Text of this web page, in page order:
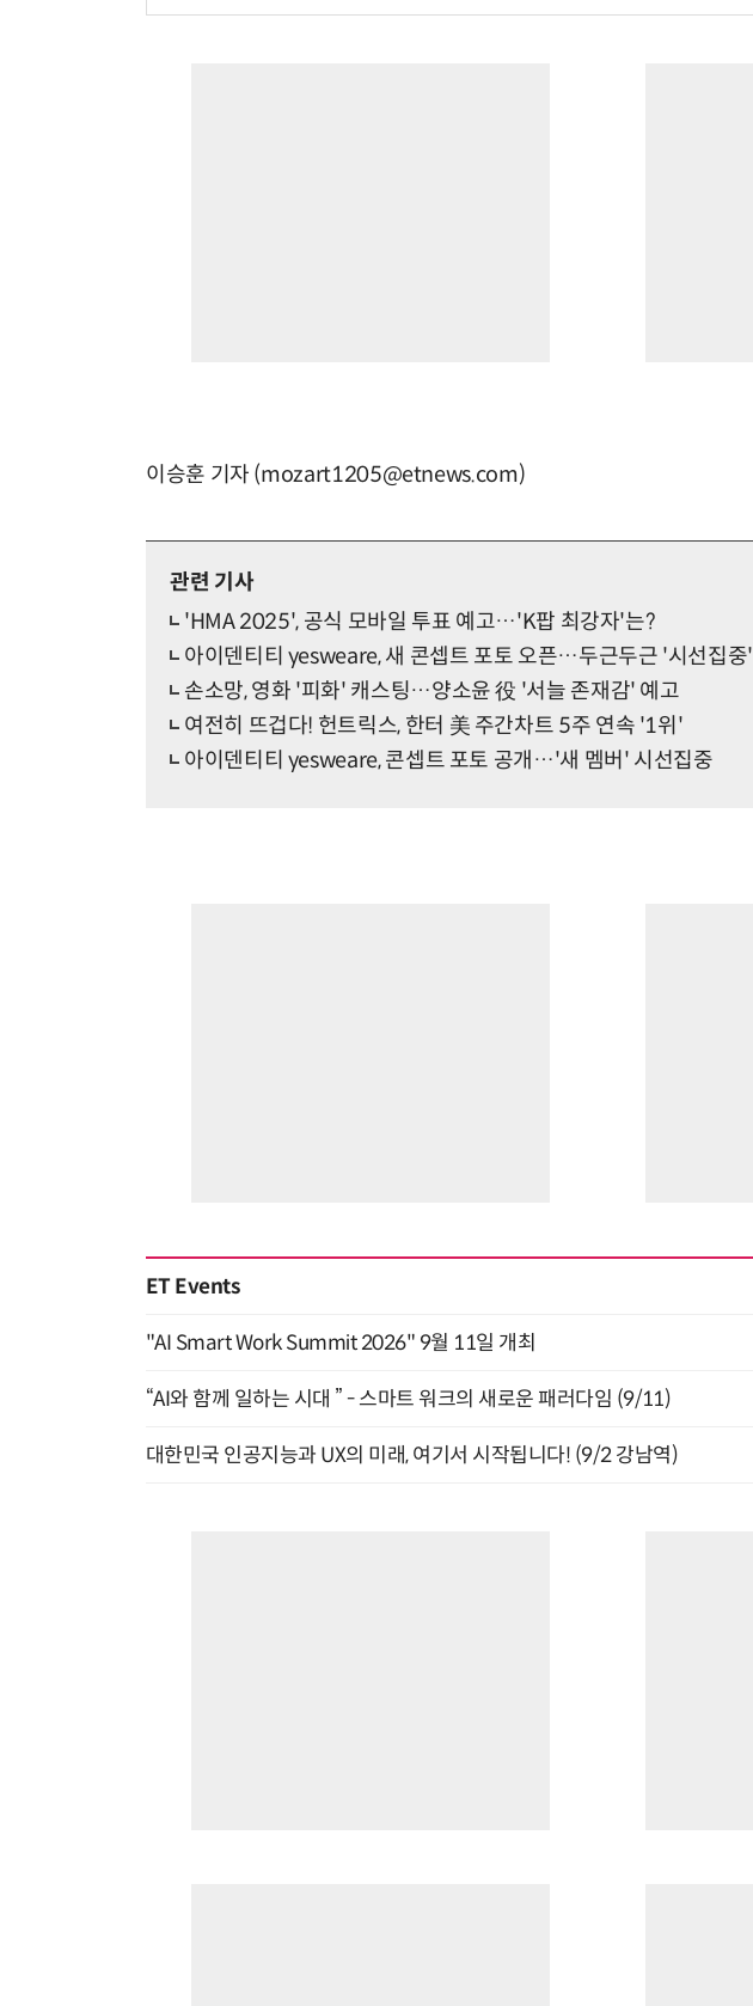
이승훈 기자 (mozart1205@etnews.com)
관련 기사
'HMA 2025', 공식 모바일 투표 예고…'K팝 최강자'는?
아이덴티티 yesweare, 새 콘셉트 포토 오픈…두근두근 '시선집중'
손소망, 영화 '피화' 캐스팅…양소윤 役 '서늘 존재감' 예고
여전히 뜨겁다! 헌트릭스, 한터 美 주간차트 5주 연속 '1위'
아이덴티티 yesweare, 콘셉트 포토 공개…'새 멤버' 시선집중
ET Events
"AI Smart Work Summit 2026" 9월 11일 개최
“AI와 함께 일하는 시대 ” - 스마트 워크의 새로운 패러다임 (9/11)
대한민국 인공지능과 UX의 미래, 여기서 시작됩니다! (9/2 강남역)